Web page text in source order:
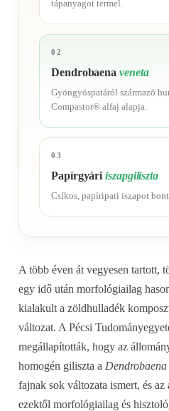
tápanyagot termel.
02
Dendrobaenaveneta
Gyöngyöspatáról származó
Compastor® alfaj alapja.
03
Papírgyáriiszapgiliszta
Csíkos, papíripari iszapot
A több éven át vegyesen tartott,
egy idő után morfológiailag
kialakult a zöldhulladék
változat. A Pécsi
megállapították, hogy az
homogén giliszta a Dendrobaena
fajnak sok változata ismert, és
ezektől morfológiailag és